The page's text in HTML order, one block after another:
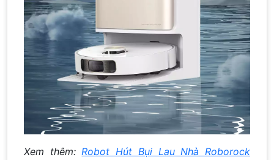
Xem thêm:Robot Hút Bụi Lau Nhà Roborock